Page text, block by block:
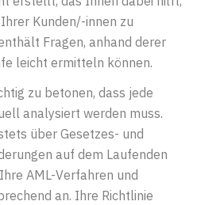
Kunden/-innen zu
Fragen, anhand derer
leicht ermitteln können.
zu betonen, dass jede
analysiert werden muss.
über Gesetzes- und
auf dem Laufenden
AML-Verfahren und
an. Ihre Richtlinie